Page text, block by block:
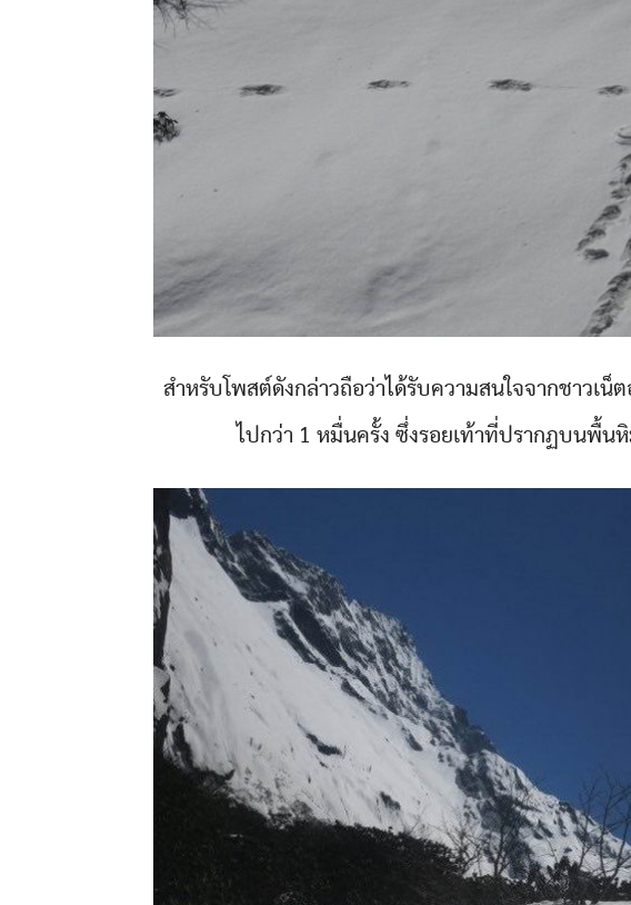
สำหรับโพสต์ดังกล่าวถือว่าได้รับความสนใจจากชาวเน็
ไปกว่า 1 หมื่นครั้ง ซึ่งรอยเท้าที่ปรากฏบนพื้น